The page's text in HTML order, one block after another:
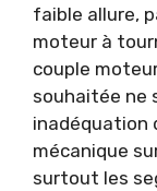
faible allure,
moteur à
couple
souhaitée ne
inadéquation
mécanique
surtout les